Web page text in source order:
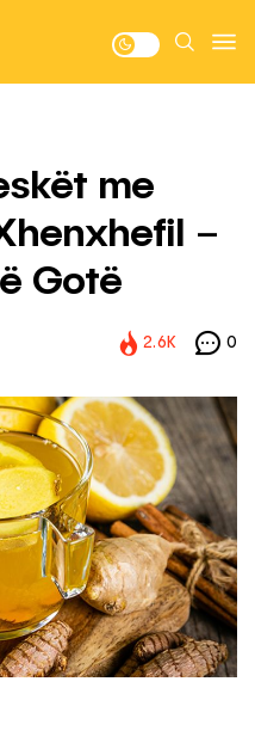
me
–
Gotë
2.6K 0